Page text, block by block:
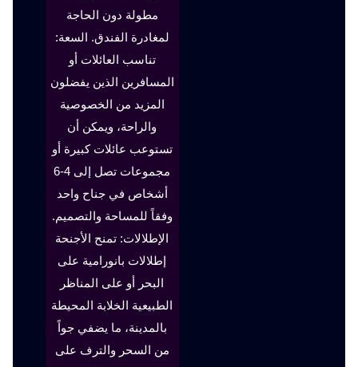
مطولة دون الحاجة
لمغادرة الفندق. السعة:
تناسب العائلات أو
المسافرين الذين يفضلون
المزيد من الخصوصية
والراحة، ويمكن أن
تستوعب عائلات كبيرة أو
مجموعات تصل إلى 4-6
أشخاص في جناح واحد
وفقاً للمساحة والتصميم.
الإطلالات: تمنح الأجنحة
إطلالات بانورامية على
البحر أو على المناظر
الطبيعية الخلابة المحيطة
بالمدينة، ما يضفي جواً
من السحر والترف على